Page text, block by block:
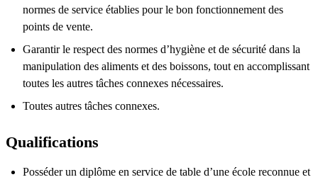
normes de service établies pour le bon fonctionnement des
points de vente.
Garantir le respect des normes d’hygiène et de sécurité dans la
manipulation des aliments et des boissons, tout en accomplissant
toutes les autres tâches connexes nécessaires.
Toutes autres tâches connexes.
Qualifications
Posséder un diplôme en service de table d’une école reconnue et